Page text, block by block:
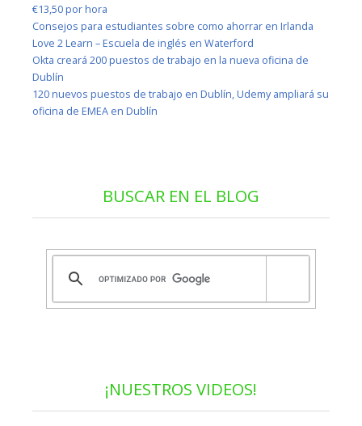
€13,50 por hora
Consejos para estudiantes sobre como ahorrar en Irlanda
Love 2 Learn – Escuela de inglés en Waterford
Okta creará 200 puestos de trabajo en la nueva oficina de
Dublín
120 nuevos puestos de trabajo en Dublín, Udemy ampliará su
oficina de EMEA en Dublín
BUSCAR EN EL BLOG
¡NUESTROS VIDEOS!